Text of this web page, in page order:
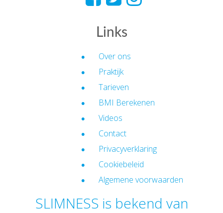
Links
Over ons
Praktijk
Tarieven
BMI Berekenen
Videos
Contact
Privacyverklaring
Cookiebeleid
Algemene voorwaarden
SLIMNESS is bekend van